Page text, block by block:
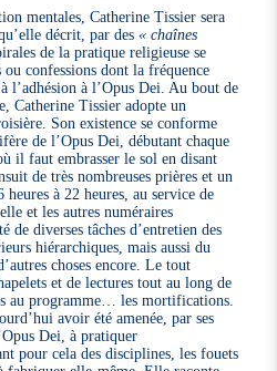
mentales, Catherine Tissier sera
décrit, par des« chaînes
de la pratique religieuse se
ou confessions dont la fréquence
l’adhésion à l’Opus Dei. Au bout de
Catherine Tissier adopte un
Son existence se conforme
de l’Opus Dei, débutant chaque
il faut embrasser le sol en disant
de très nombreuses prières et un
à 22 heures, au service de
et les autres numéraires
de diverses tâches d’entretien des
hiérarchiques, mais aussi du
choses encore. Le tout
et de lectures tout au long de
au programme… les mortifications.
avoir été amenée, par ses
Dei, à pratiquer
pour cela des disciplines, les fouets